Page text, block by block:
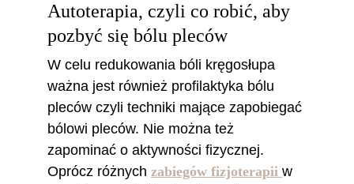
Autoterapia, czyli co robić, aby
pozbyć się bólu pleców
W celu redukowania bóli kręgosłupa
ważna jest również profilaktyka bólu
pleców czyli techniki mające zapobiegać
bólowi pleców. Nie można też
zapominać o aktywności fizycznej.
Oprócz różnych zabiegów fizjoterapii w